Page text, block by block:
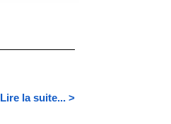
Lire la suite... >